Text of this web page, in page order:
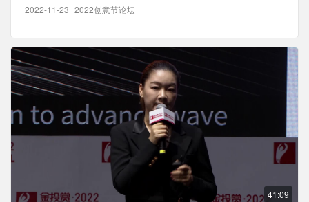
2022-11-23 2022创意节论坛
41:09